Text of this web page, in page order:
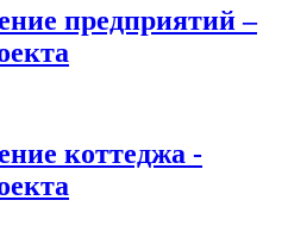
предприятий –
коттеджа -